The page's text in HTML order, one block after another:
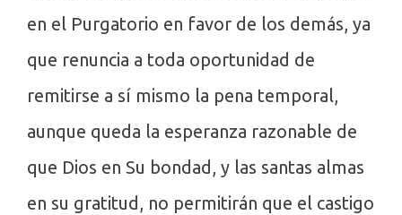
en el Purgatorio en favor de los demás, ya
que renuncia a toda oportunidad de
remitirse a sí mismo la pena temporal,
aunque queda la esperanza razonable de
que Dios en Su bondad, y las santas almas
en su gratitud, no permitirán que el castigo